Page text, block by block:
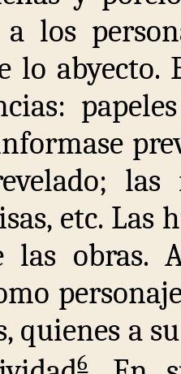
a los
lo abyecto.
las
etc.
las obras.
quienes a
6